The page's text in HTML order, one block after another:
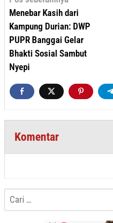
Menebar Kasih dari
Kampung Durian: DWP
PUPR Banggai Gelar
Bhakti Sosial Sambut
Nyepi
Komentar
Cari
untuk: